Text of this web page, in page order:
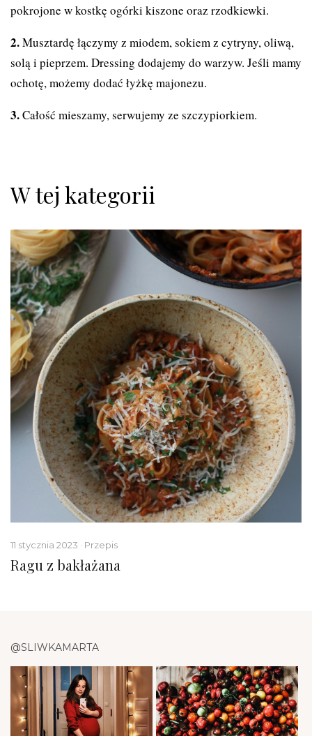
pokrojone w kostkę ogórki kiszone oraz rzodkiewki.
Musztardę łączymy z miodem, sokiem z cytryny, oliwą,
solą i pieprzem. Dressing dodajemy do warzyw. Jeśli mamy
ochotę, możemy dodać łyżkę majonezu.
Całość mieszamy, serwujemy ze szczypiorkiem.
W tej kategorii
11 stycznia 2023 · Przepis
Ragu z bakłażana
@SLIWKAMARTA